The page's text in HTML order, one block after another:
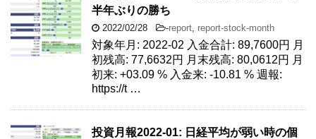
半年ぶりの勝ち
2022/02/28 -report report-stock-month
対象年月: 2022-02 入金合計: 89,7600円 月
初残高: 77,6632円 月末残高: 80,0612円 月
初来: +03.09 % 入金来: -10.81 % 週報:
https://t …
投資月報2022-01: 日経平均が弱い時の個